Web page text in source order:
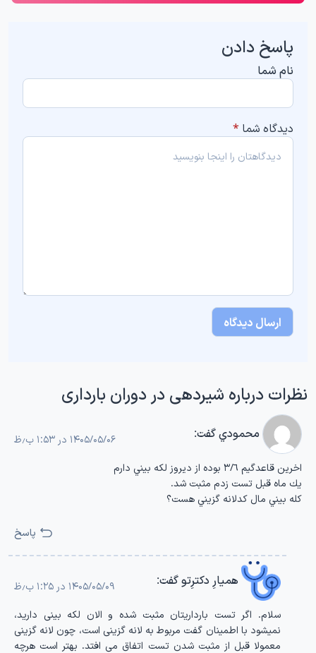
پاسخ دادن
نام شما
دیدگاه شما *
نظرات درباره شیردهی در دوران بارداری
محموديگفت: ۱۴۰۵/۰۵/۰۶ در ۱:۵۳ ب٫ظ
اخرين قاعدگيم ٣/٦ بوده از ديروز لكه بيني دارم
يك ماه قبل تست زدم مثبت شد.
كله بيني مال كدلانه گزيني هست؟
پاسخ
همیارِ دکترِتوگفت: ۱۴۰۵/۰۵/۰۹ در ۱:۲۵ ب٫ظ
سلام. اگر تست بارداریتان مثبت شده و الان لکه بینی دارید،
نمیشود با اطمینان گفت مربوط به لانه گزینی است، چون لانه گزینی
معمولا قبل از مثبت شدن تست اتفاق می افتد. بهتر است هرچه